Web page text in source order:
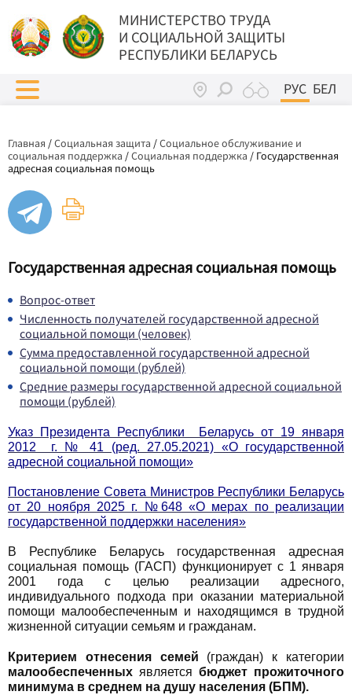
МИНИСТЕРСТВО ТРУДА
И СОЦИАЛЬНОЙ ЗАЩИТЫ
РЕСПУБЛИКИ БЕЛАРУСЬ
РУС БЕЛ
Главная /Социальная защита /Социальное обслуживание и
социальная поддержка /Социальная поддержка / Государственная
адресная социальная помощь
Государственная адресная социальная помощь
Вопрос-ответ
Численность получателей государственной адресной
социальной помощи (человек)
Сумма предоставленной государственной адресной
социальной помощи (рублей)
Средние размеры государственной адресной социальной
помощи (рублей)
Указ Президента Республики Беларусь от 19 января
2012 г. № 41 (ред. 27.05.2021) «О государственной
адресной социальной помощи»
Постановление Совета Министров Республики Беларусь
от 20 ноября 2025 г. №648 «О мерах по реализации
государственной поддержки населения»
В Республике Беларусь государственная адресная
социальная помощь (ГАСП) функционирует с 1 января
2001 года с целью реализации адресного,
индивидуального подхода при оказании материальной
помощи малообеспеченным и находящимся в трудной
жизненной ситуации семьям и гражданам.
Критерием отнесения семей (граждан) к категории
малообеспеченных является бюджет прожиточного
минимума в среднем на душу населения (БПМ).